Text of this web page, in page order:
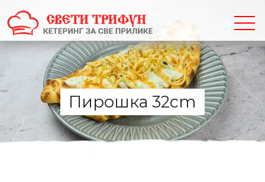
Пирошка 32cm